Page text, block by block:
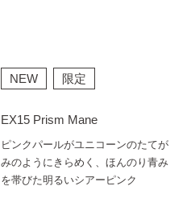
NEW 限定
EX15 Prism Mane
ピンクパールがユニコーンのたてが
みのようにきらめく、ほんのり青み
を帯びた明るいシアーピンク